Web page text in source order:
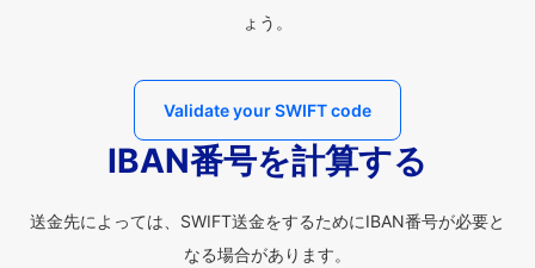
ょう。
Validate your SWIFT code
IBAN番号を計算する
送金先によっては、SWIFT送金をするためにIBAN番号が必要と
なる場合があります。